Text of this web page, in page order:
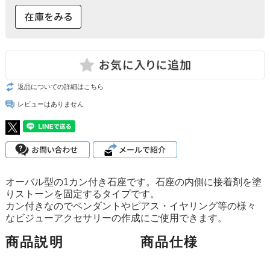
返品についての詳細はこちら
レビューはありません
オーバル型の1カン付き石座です。石座の内側に接着剤を塗
りストーンを固定するタイプです。
カン付きなのでペンダントやピアス・イヤリング等の様々
なビジューアクセサリーの作成にご使用できます。
商品説明 商品仕様